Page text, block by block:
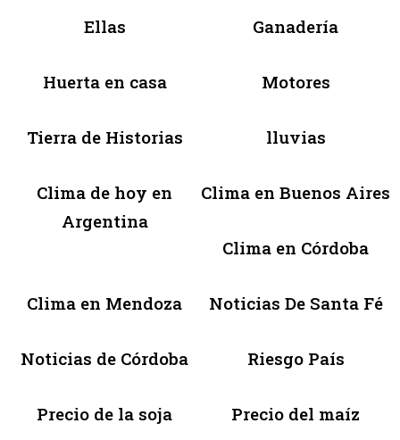
Ellas Ganadería
Huerta en casa Motores
Tierra de Historias lluvias
Clima de hoy en
Argentina
Clima en Buenos Aires
Clima en Córdoba
Clima en Mendoza Noticias De Santa Fé
Noticias de Córdoba Riesgo País
Precio de la soja Precio del maíz